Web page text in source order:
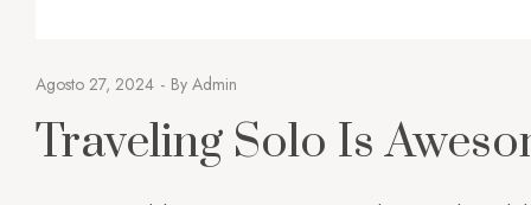
Agosto 27, 2024 By Admin
Traveling Solo Is